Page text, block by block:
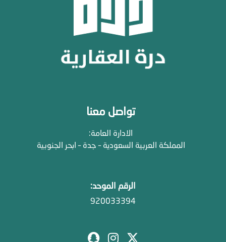
تواصل معنا
الادارة العامة:
المملكة العربية السعودية – جدة – ابحر الجنوبية
الرقم الموحد:
920033394